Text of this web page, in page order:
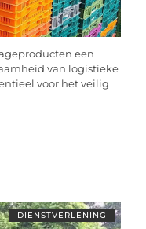
een
van logistieke
voor het veilig
DIENSTVERLENING